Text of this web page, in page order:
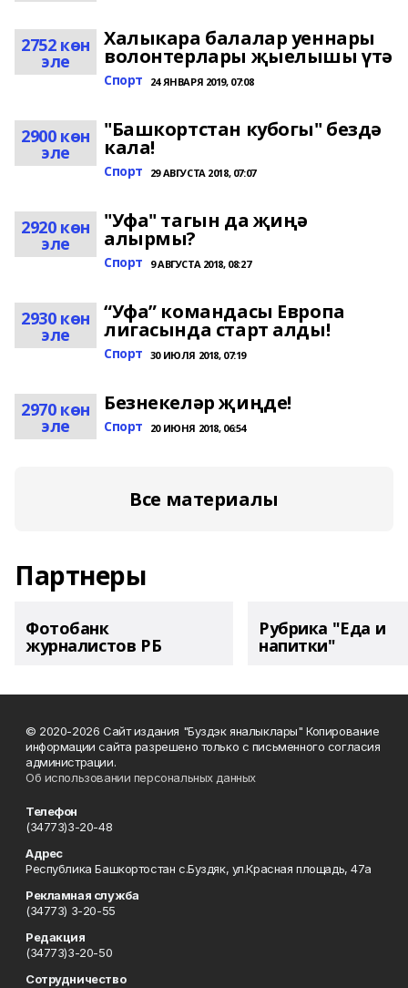
2752 көн
эле
Халыкара балалар уеннары
волонтерлары җыелышы үтә
Спорт 24 ЯНВАРЯ 2019, 07:08
2900 көн
эле
"Башкортстан кубогы" бездә
кала!
Спорт 29 АВГУСТА 2018, 07:07
2920 көн
эле
"Уфа" тагын да җиңә
алырмы?
Спорт 9 АВГУСТА 2018, 08:27
2930 көн
эле
“Уфа” командасы Европа
лигасында старт алды!
Спорт 30 ИЮЛЯ 2018, 07:19
2970 көн
эле
Безнекеләр җиңде!
Спорт 20 ИЮНЯ 2018, 06:54
Все материалы
Партнеры
Фотобанк
журналистов РБ
Рубрика "Еда и
напитки"
© 2020-2026 Сайт издания "Буздэк яналыклары" Копирование
информации сайта разрешено только с письменного согласия
администрации.
Об использовании персональных данных
Телефон
(34773)3-20-48
Адрес
Республика Башкортостан с.Буздяк, ул.Красная площадь, 47а
Рекламная служба
(34773) 3-20-55
Редакция
(34773)3-20-50
Сотрудничество